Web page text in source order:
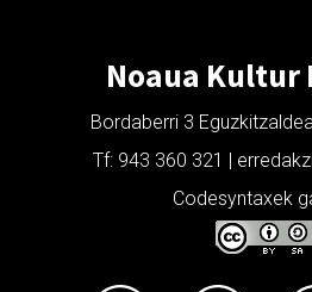
Noaua Kultur
Bordaberri 3
Tf: 943 360 321 |
Codesyntaxek